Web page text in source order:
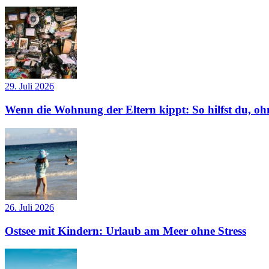
29. Juli 2026
Wenn die Wohnung der Eltern kippt: So hilfst du,
26. Juli 2026
Ostsee mit Kindern: Urlaub am Meer ohne Stress